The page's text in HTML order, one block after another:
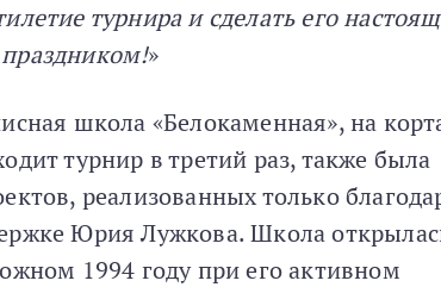
турнира и сделать его
»
школа «Белокаменная», на
турнир в третий раз, также была
реализованных только
Юрия Лужкова. Школа
1994 году при его активном